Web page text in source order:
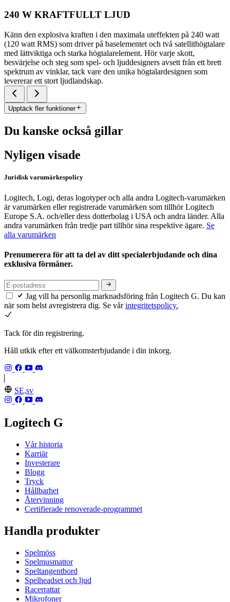
240 W KRAFTFULLT LJUD
Känn den explosiva kraften i den maximala uteffekten på 240 watt
(120 watt RMS) som driver på baselementet och två satellithögtalare
med lättviktiga och starka högtalarelement. Hör varje skott,
besvärjelse och steg som spel- och ljuddesigners avsett från ett brett
spektrum av vinklar, tack vare den unika högtalardesignen som
levererar ett stort ljudlandskap.
Upptäck fler funktioner
Du kanske också gillar
Nyligen visade
Juridisk varumärkespolicy
Logitech, Logi, deras logotyper och alla andra Logitech-varumärken
är varumärken eller registrerade varumärken som tillhör Logitech
Europe S.A. och/eller dess dotterbolag i USA och andra länder. Alla
andra varumärken från tredje part tillhör sina respektive ägare. Se
alla varumärken
Prenumerera för att ta del av ditt specialerbjudande och dina
exklusiva förmåner.
Jag vill ha personlig marknadsföring från Logitech G. Du kan
när som helst avregistrera dig. Se vårintegritetspolicy.
Tack för din registrering.
Håll utkik efter ett välkomsterbjudande i din inkorg.
SE,sv
Logitech G
Vår historia
Karriär
Investerare
Blogg
Tryck
Hållbarhet
Återvinning
Certifierade renoverade-programmet
Handla produkter
Spelmöss
Spelmusmattor
Speltangentbord
Spelheadset och ljud
Racerrattar
Mikrofoner